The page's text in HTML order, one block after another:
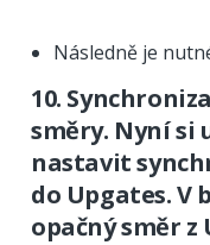
Následně je
10.
směry. Nyní si
nastavit
do Upgates. V
opačný směr